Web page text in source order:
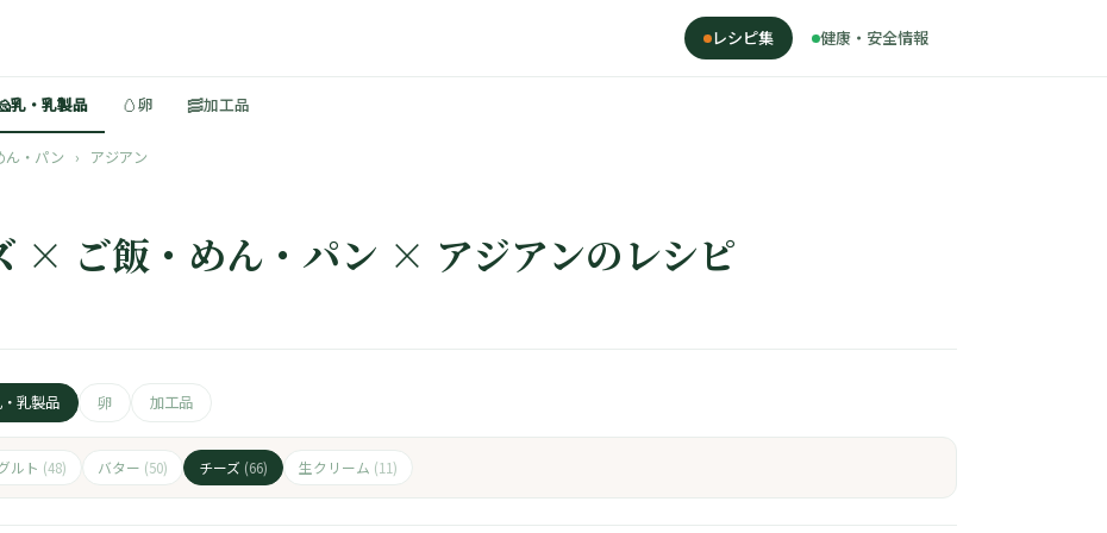
レシピ集 健康・安全情報
乳・乳製品 🥚卵 🥓加工品
ん・パン › アジアン
× ご飯・めん・パン × アジアンのレシピ
乳製品 卵 加工品
ルト (48) バター (50) チーズ (66) 生クリーム (11)